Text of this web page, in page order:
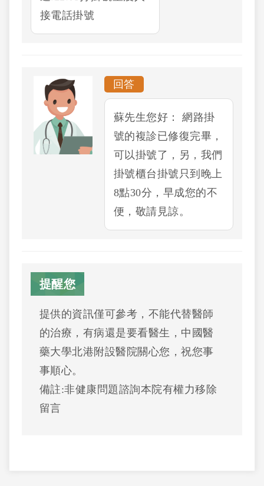
接電話掛號
回答
蘇先生您好： 網路掛
號的複診已修復完畢，
可以掛號了，另，我們
掛號櫃台掛號只到晚上
8點30分，早成您的不
便，敬請見諒。
提醒您
提供的資訊僅可參考，不能代替醫師
的治療，有病還是要看醫生，中國醫
藥大學北港附設醫院關心您，祝您事
事順心。
備註:非健康問題諮詢本院有權力移除
留言